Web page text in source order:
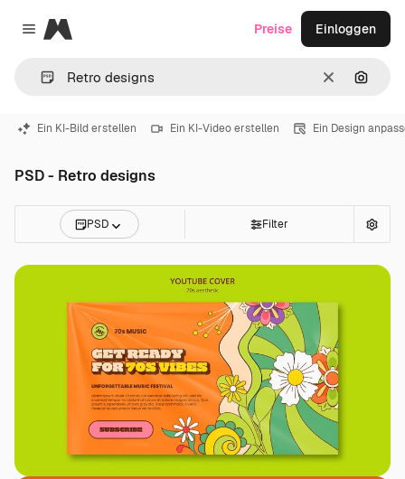
Close menu
Magnific
LöschenNach
Preise Einloggen
Ein KI-Bild erstellen Ein KI-Video erstellen Ein Design
PSD - Retro designs
PSD Filter